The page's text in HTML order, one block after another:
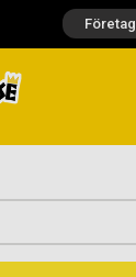
Företag